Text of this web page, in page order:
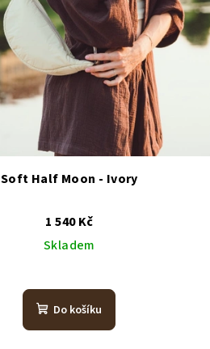
Soft Half Moon - Ivory
1 540 Kč
Skladem
Do košíku